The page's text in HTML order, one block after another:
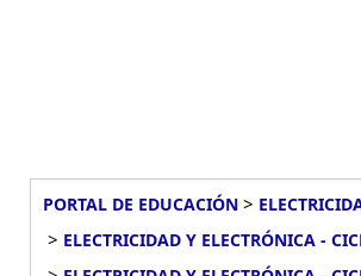
PORTAL DE EDUCACIÓN >
> ELECTRICIDAD Y ELECTRÓNICA -